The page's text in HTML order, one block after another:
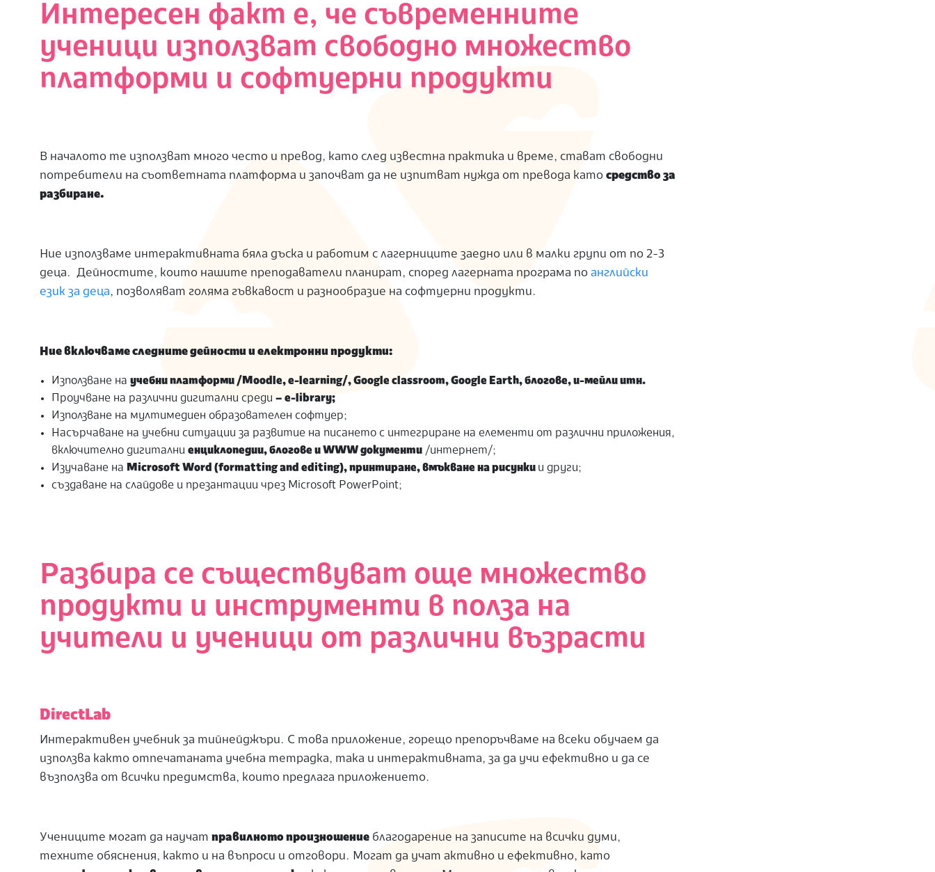
Интересен факт е, че съвременните
ученици използват свободно множество
платформи и софтуерни продукти
В началото те използват много често и превод, като след известна практика и време, стават свободни
потребители на съответната платформа и започват да не изпитват нужда от превода като средство за
разбиране.
Ние използваме интерактивната бяла дъска и работим с лагерниците заедно или в малки групи от по 2-3
деца. Дейностите, които нашите преподаватели планират, според лагерната програма по английски
език за деца, позволяват голяма гъвкавост и разнообразие на софтуерни продукти.
Ние включваме следните дейности и електронни продукти:
Използване научебни платформи /Moodle, e-learning/, Google classroom, Google Earth, блогове, и-мейли итн.
Проучване на различни дигитални среди– e-library;
Използване на мултимедиен образователен софтуер;
Насърчаване на учебни ситуации за развитие на писането с интегриране на елементи от различни приложения,
включително дигиталниенциклопедии, блогове и WWW документи /интернет/;
Изучаване на Microsoft Word (formatting and editing), принтиране, вмъкване на рисунки и други;
създаване на слайдове и презантации чрез Microsoft PowerPoint;
Разбира се съществуват още множество
продукти и инструменти в полза на
учители и ученици от различни възрасти
DirectLab
Интерактивен учебник за тийнейджъри. С това приложение, горещо препоръчваме на всеки обучаем да
използва както отпечатаната учебна тетрадка, така и интерактивната, за да учи ефективно и да се
възползва от всички предимства, които предлага приложението.
Учениците могат да научат правилното произношение благодарение на записите на всички думи,
техните обяснения, както и на въпроси и отговори. Могат да учат активно и ефективно, като